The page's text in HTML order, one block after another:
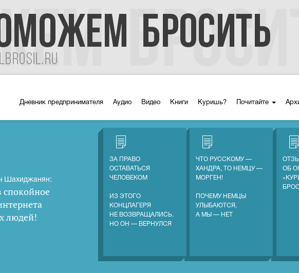
Дневник предпринимателя Аудио Видео Книги Куришь? Почитайте
Шахиджанян:
спокойное
людей!
ЗА ПРАВО
ОСТАВАТЬСЯ
ЧЕЛОВЕКОМ
ИЗ ЭТОГО
КОНЦЛАГЕРЯ
НЕ ВОЗВРАЩАЛИСЬ.
НО ОН — ВЕРНУЛСЯ
ЧТО РУССКОМУ —
ХАНДРА, ТО НЕМЦУ —
МОРГЕН!
ПОЧЕМУ НЕМЦЫ
УЛЫБАЮТСЯ,
А МЫ — НЕТ
ОБ